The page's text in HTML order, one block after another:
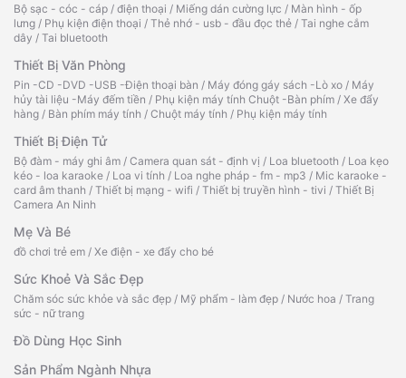
Bộ sạc - cóc - cáp / điện thoại / Miếng dán cường lực / Màn hình - ốp
lưng / Phụ kiện điện thoại / Thẻ nhớ - usb - đầu đọc thẻ / Tai nghe cắm
dây / Tai bluetooth
Thiết Bị Văn Phòng
Pin -CD -DVD -USB -Điện thoại bàn / Máy đóng gáy sách -Lò xo / Máy
hủy tài liệu -Máy đếm tiền / Phụ kiện máy tính Chuột -Bàn phím / Xe đẩy
hàng / Bàn phím máy tính / Chuột máy tính / Phụ kiện máy tính
Thiết Bị Điện Tử
Bộ đàm - máy ghi âm / Camera quan sát - định vị / Loa bluetooth / Loa kẹo
kéo - loa karaoke / Loa vi tính / Loa nghe pháp - fm - mp3 / Mic karaoke -
card âm thanh / Thiết bị mạng - wifi / Thiết bị truyền hình - tivi / Thiết Bị
Camera An Ninh
Mẹ Và Bé
đồ chơi trẻ em / Xe điện - xe đẩy cho bé
Sức Khoẻ Và Sắc Đẹp
Chăm sóc sức khỏe và sắc đẹp / Mỹ phẩm - làm đẹp / Nước hoa / Trang
sức - nữ trang
Đồ Dùng Học Sinh
Sản Phẩm Ngành Nhựa